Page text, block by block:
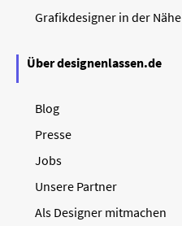
Grafikdesigner in der Nähe
Über designenlassen.de
Blog
Presse
Jobs
Unsere Partner
Als Designer mitmachen